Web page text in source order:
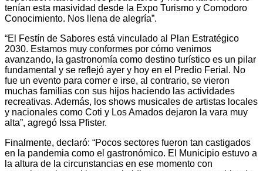
tenían esta masividad desde la Expo Turismo y Comodoro
Conocimiento. Nos llena de alegría”.
“El Festín de Sabores está vinculado al Plan Estratégico
2030. Estamos muy conformes por cómo venimos
avanzando, la gastronomía como destino turístico es un pilar
fundamental y se reflejó ayer y hoy en el Predio Ferial. No
fue un evento para comer e irse, al contrario, se vieron
muchas familias con sus hijos haciendo las actividades
recreativas. Además, los shows musicales de artistas locales
y nacionales como Coti y Los Amados dejaron la vara muy
alta”, agregó Issa Pfister.
Finalmente, declaró: “Pocos sectores fueron tan castigados
en la pandemia como el gastronómico. El Municipio estuvo a
la altura de la circunstancias en ese momento con